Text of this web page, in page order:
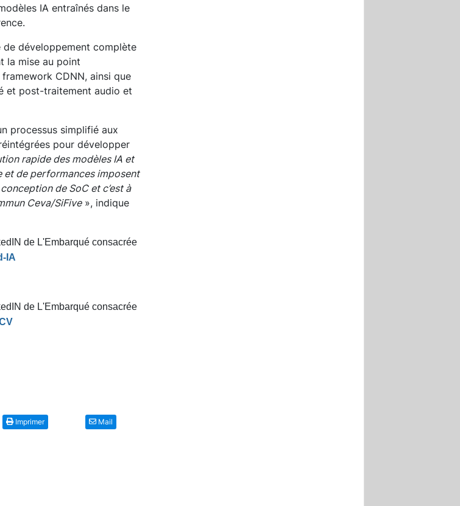
IA entraînés dans le
développement complète
la mise au point
CDNN, ainsi que
et post-traitement audio et
processus simplifié aux
pour développer
rapide des modèles IA et
et de performances imposent
de SoC et c’est à
Ceva/SiFive», indique
de L'Embarqué consacrée
IA
de L'Embarqué consacrée
Imprimer Mail